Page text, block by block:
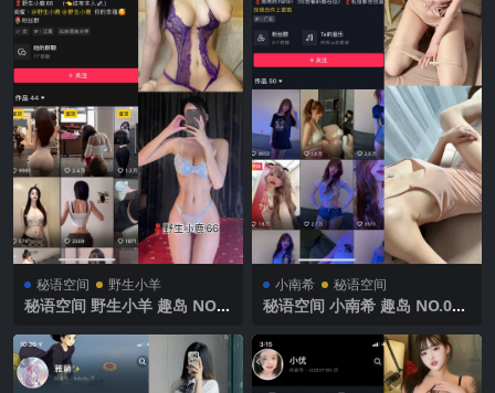
秘语空间 野生小羊
秘语空间 野生小羊 趣岛 NO.0
完整版
小南希 秘语空间
秘语空间 小南希 趣岛 NO.006
整版